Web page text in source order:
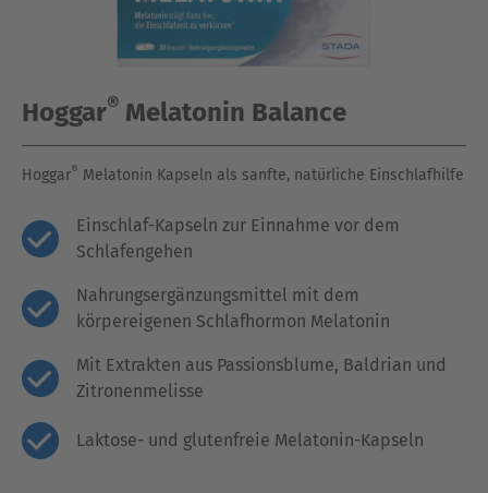
Hoggar® Melatonin Balance
Hoggar® Melatonin Kapseln als sanfte, natürliche Einschlafhilfe
Einschlaf-Kapseln zur Einnahme vor dem
Schlafengehen
Nahrungsergänzungsmittel mit dem
körpereigenen Schlafhormon Melatonin
Mit Extrakten aus Passionsblume, Baldrian und
Zitronenmelisse
Laktose- und glutenfreie Melatonin-Kapseln